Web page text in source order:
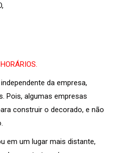
da empresa,
Pois, algumas empresas
construir o decorado, e não
em um lugar mais distante,